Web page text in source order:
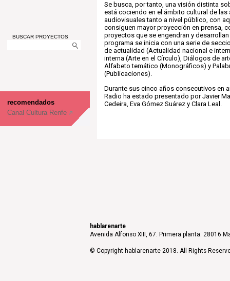
BUSCAR PROYECTOS
recomendados
Canal Cultura Renfe
Se busca, por tanto, una visión distinta
está cociendo en el ámbito cultural de las
audiovisuales tanto a nivel público, con
consiguen mayor proyección en prensa,
proyectos que se engendran y desarrollan
programa se inicia con una serie de
de actualidad (Actualidad nacional e
interna (Arte en el Círculo), Diálogos de
Alfabeto temático (Monográficos) y
(Publicaciones).
Durante sus cinco años consecutivos en
Radio ha estado presentado por Javier
Cedeira, Eva Gómez Suárez y Clara Leal.
hablarenarte
Avenida Alfonso XIII, 67. Primera planta. 28016
© Copyright hablarenarte 2018. All Rights